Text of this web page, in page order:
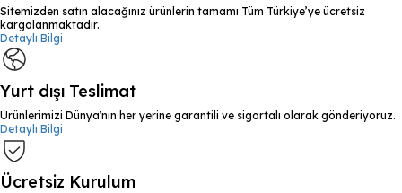
Sitemizden satın alacağınız ürünlerin tamamı Tüm Türkiye’ye ücretsiz
kargolanmaktadır.
Detaylı Bilgi
Yurt dışı Teslimat
Ürünlerimizi Dünya'nın her yerine garantili ve sigortalı olarak gönderiyoruz.
Detaylı Bilgi
Ücretsiz Kurulum